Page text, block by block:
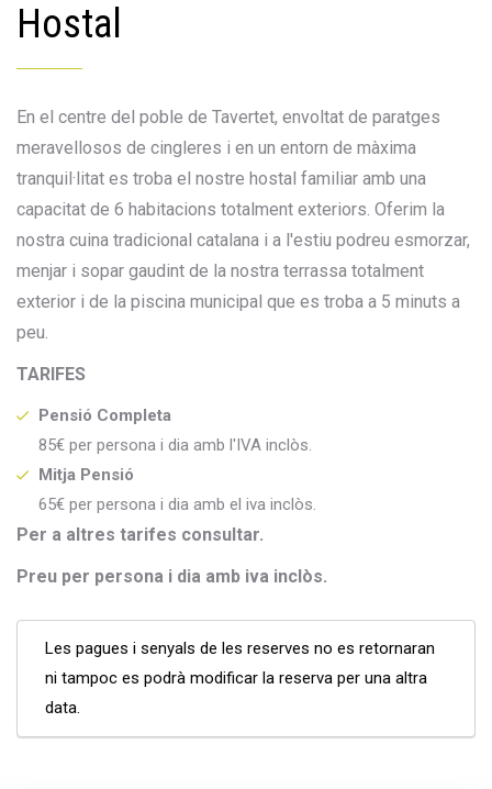
Hostal
En el centre del poble de Tavertet, envoltat de paratges
meravellosos de cingleres i en un entorn de màxima
tranquil·litat es troba el nostre hostal familiar amb una
capacitat de 6 habitacions totalment exteriors. Oferim la
nostra cuina tradicional catalana i a l'estiu podreu esmorzar,
menjar i sopar gaudint de la nostra terrassa totalment
exterior i de la piscina municipal que es troba a 5 minuts a
peu.
TARIFES
Pensió Completa
85€ per persona i dia amb l'IVA inclòs.
Mitja Pensió
65€ per persona i dia amb el iva inclòs.
Per a altres tarifes consultar.
Preu per persona i dia amb iva inclòs.
Les pagues i senyals de les reserves no es retornaran
ni tampoc es podrà modificar la reserva per una altra
data.